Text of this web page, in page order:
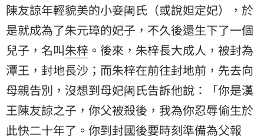
陳友諒年輕貌美的小妾阇氏（或說妲定妃），於
是就成為了朱元璋的妃子，不久後還生下了一個
兒子，名叫朱梓 。後來，朱梓長大成人，被封為
潭王，封地長沙；而朱梓在前往封地前，先去向
母親告別，沒想到母妃阇氏告訴他說：「你是漢
王陳友諒之子，你父被殺後，我為你忍辱偷生於
此快二十年了。你到封國後要時刻準備為父報